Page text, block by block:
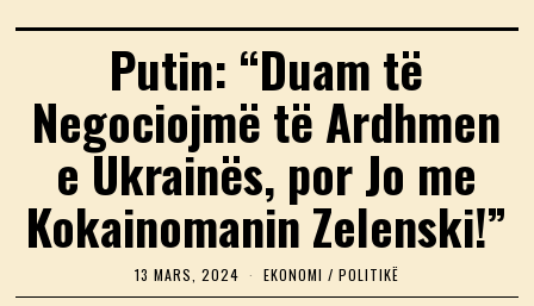
Putin: “Duam të
Negociojmë të Ardhmen
e Ukrainës, por Jo me
Kokainomanin Zelenski!”
13 MARS, 2024
3
EKONOMI / POLITIKË